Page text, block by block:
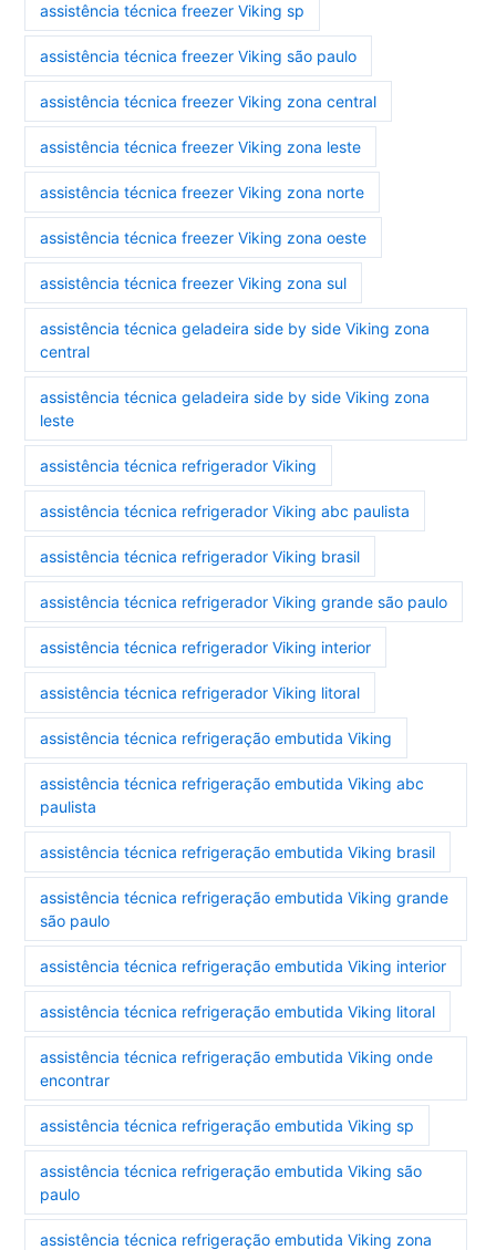
assistência técnica freezer Viking sp
assistência técnica freezer Viking são paulo
assistência técnica freezer Viking zona central
assistência técnica freezer Viking zona leste
assistência técnica freezer Viking zona norte
assistência técnica freezer Viking zona oeste
assistência técnica freezer Viking zona sul
assistência técnica geladeira side by side Viking zona
central
assistência técnica geladeira side by side Viking zona
leste
assistência técnica refrigerador Viking
assistência técnica refrigerador Viking abc paulista
assistência técnica refrigerador Viking brasil
assistência técnica refrigerador Viking grande são paulo
assistência técnica refrigerador Viking interior
assistência técnica refrigerador Viking litoral
assistência técnica refrigeração embutida Viking
assistência técnica refrigeração embutida Viking abc
paulista
assistência técnica refrigeração embutida Viking brasil
assistência técnica refrigeração embutida Viking grande
são paulo
assistência técnica refrigeração embutida Viking interior
assistência técnica refrigeração embutida Viking litoral
assistência técnica refrigeração embutida Viking onde
encontrar
assistência técnica refrigeração embutida Viking sp
assistência técnica refrigeração embutida Viking são
paulo
assistência técnica refrigeração embutida Viking zona